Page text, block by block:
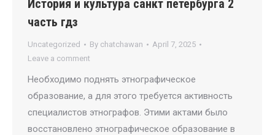
История и культура санкт петербурга 2
часть гдз
Uncategorized By chatchawan
April 7, 2025
Leave a comment
Необходимо поднять этнографическое
образование, а для этого требуется активность
специалистов этнографов. Этими актами было
восстановлено этнографическое образование в